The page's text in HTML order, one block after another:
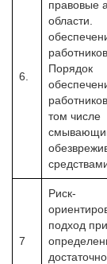
6.
правовые
области.
Порядок
том числе
7
Риск-
подход при